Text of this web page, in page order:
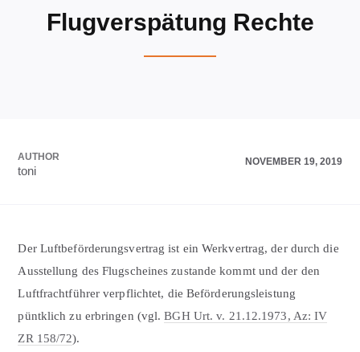
Flugverspätung Rechte
AUTHOR
toni
NOVEMBER 19, 2019
Der Luftbeförderungsvertrag ist ein Werkvertrag, der durch die
Ausstellung des Flugscheines zustande kommt und der den
Luftfrachtführer verpflichtet, die Beförderungsleistung
püntklich zu erbringen (vgl.BGH Urt. v. 21.12.1973, Az: IV
ZR 158/72).